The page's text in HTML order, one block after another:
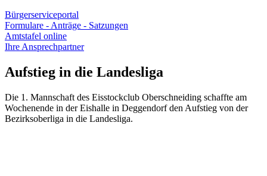
Bürgerserviceportal
Formulare - Anträge - Satzungen
Amtstafel online
Ihre Ansprechpartner
Aufstieg in die Landesliga
Die 1. Mannschaft des Eisstockclub Oberschneiding schaffte am
Wochenende in der Eishalle in Deggendorf den Aufstieg von der
Bezirksoberliga in die Landesliga.